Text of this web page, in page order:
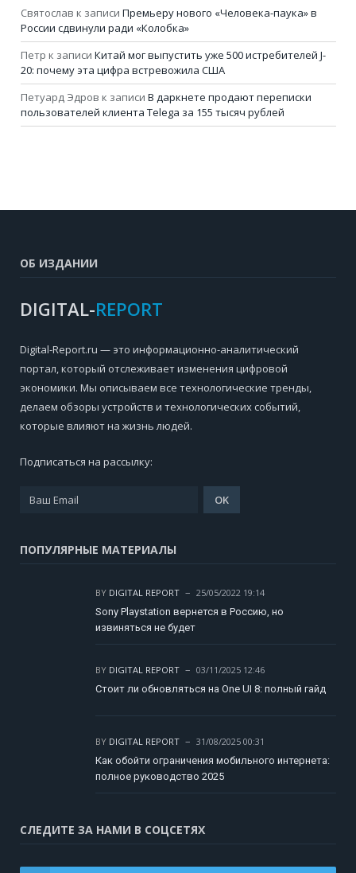
Святослав к записи Премьеру нового «Человека-паука» в
России сдвинули ради «Колобка»
Петр к записи Китай мог выпустить уже 500 истребителей J-
20: почему эта цифра встревожила США
Петуард Эдров к записи В даркнете продают переписки
пользователей клиента Telega за 155 тысяч рублей
ОБ ИЗДАНИИ
DIGITAL-REPORT
Digital-Report.ru — это информационно-аналитический
портал, который отслеживает изменения цифровой
экономики. Мы описываем все технологические тренды,
делаем обзоры устройств и технологических событий,
которые влияют на жизнь людей.
Подписаться на рассылку:
ПОПУЛЯРНЫЕ МАТЕРИАЛЫ
BY DIGITAL REPORT
25/05/2022 19:14
Sony Playstation вернется в Россию, но
извиняться не будет
BY DIGITAL REPORT
03/11/2025 12:46
Стоит ли обновляться на One UI 8: полный гайд
BY DIGITAL REPORT
31/08/2025 00:31
Как обойти ограничения мобильного интернета:
полное руководство 2025
СЛЕДИТЕ ЗА НАМИ В СОЦСЕТЯХ